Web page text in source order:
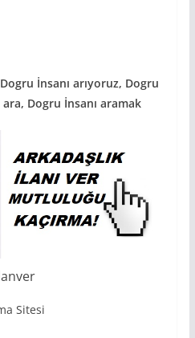
İnsanı arıyoruz, Dogru
Dogru İnsanı aramak
Sitesi